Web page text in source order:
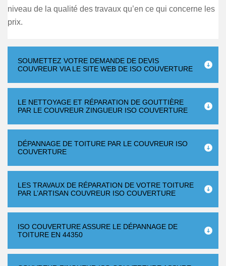
niveau de la qualité des travaux qu’en ce qui concerne les
prix.
SOUMETTEZ VOTRE DEMANDE DE DEVIS
COUVREUR VIA LE SITE WEB DE ISO COUVERTURE
LE NETTOYAGE ET RÉPARATION DE GOUTTIÈRE
PAR LE COUVREUR ZINGUEUR ISO COUVERTURE
DÉPANNAGE DE TOITURE PAR LE COUVREUR ISO
COUVERTURE
LES TRAVAUX DE RÉPARATION DE VOTRE TOITURE
PAR L’ARTISAN COUVREUR ISO COUVERTURE
ISO COUVERTURE ASSURE LE DÉPANNAGE DE
TOITURE EN 44350